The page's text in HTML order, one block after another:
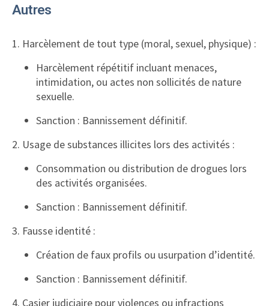
Autres
1. Harcèlement de tout type (moral, sexuel, physique) :
Harcèlement répétitif incluant menaces,
intimidation, ou actes non sollicités de nature
sexuelle.
Sanction : Bannissement définitif.
2. Usage de substances illicites lors des activités :
Consommation ou distribution de drogues lors
des activités organisées.
Sanction : Bannissement définitif.
3. Fausse identité :
Création de faux profils ou usurpation d’identité.
Sanction : Bannissement définitif.
4. Casier judiciaire pour violences ou infractions